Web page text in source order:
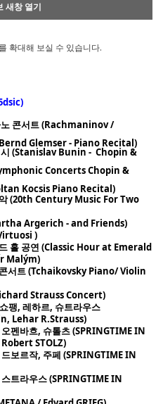
새창 열기
확대해 보실 수 있습니다.
노 콘서트 (Rachmaninov /
Glemser - Piano Recital)
시 (Stanislav Bunin - Chopin &
Concerts Chopin &
Kocsis Piano Recital)
악 (20th Century Music For Two
Argerich - and Friends)
)
홀 공연 (Classic Hour at Emerald
Malým)
서트 (Tchaikovsky Piano/ Violin
Strauss Concert)
팽, 레하르, 슈트라우스
Lehar R.Strauss)
펜바흐, 슈톨츠 (SPRINGTIME IN
STOLZ)
보르작, 주페 (SPRINGTIME IN
트라우스 (SPRINGTIME IN